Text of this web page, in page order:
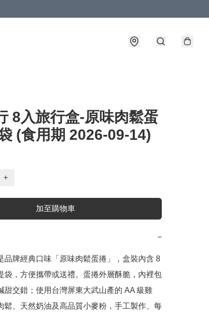
8入旅行盒-原味肉鬆蛋
(食用期 2026-09-14)
+
加至購物車
−
品牌經典口味「原味肉鬆蛋捲」，盒裝內含 8
袋，方便攜帶或送禮。蛋捲外層酥脆，內裡包
甜交錯；使用台灣屏東大武山產的 AA 級雞
鬆、天然奶油及高品質小麥粉，手工製作、每